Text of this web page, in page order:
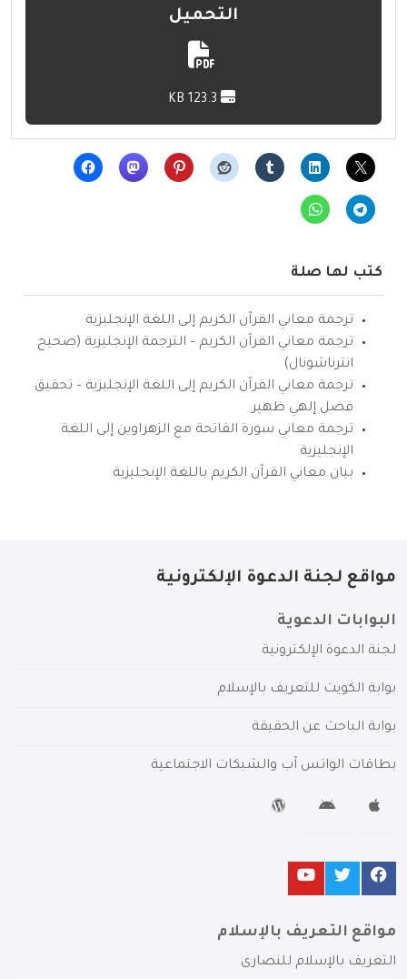
التحميل
كتب لها صلة
ترجمة معاني القرآن الكريم إلى اللغة الإنجليزية
ترجمة معاني القرآن الكريم – الترجمة الإنجليزية (صحيح
انترناشونال)
ترجمة معاني القرآن الكريم إلى اللغة الإنجليزية – تحقيق
فضل إلهي ظهير
ترجمة معاني سورة الفاتحة مع الزهراوين إلى اللغة
الإنجليزية
بيان معاني القرآن الكريم باللغة الإنجليزية
مواقع لجنة الدعوة الإلكترونية
البوابات الدعوية
لجنة الدعوة الإلكترونية
بوابة الكويت للتعريف بالإسلام
بوابة الباحث عن الحقيقة
بطاقات الواتس آب والشبكات الاجتماعية
مواقع التعريف بالإسلام
التعريف بالإسلام للنصارى